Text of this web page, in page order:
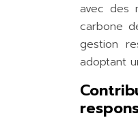
avec des
carbone
gestion
adoptant